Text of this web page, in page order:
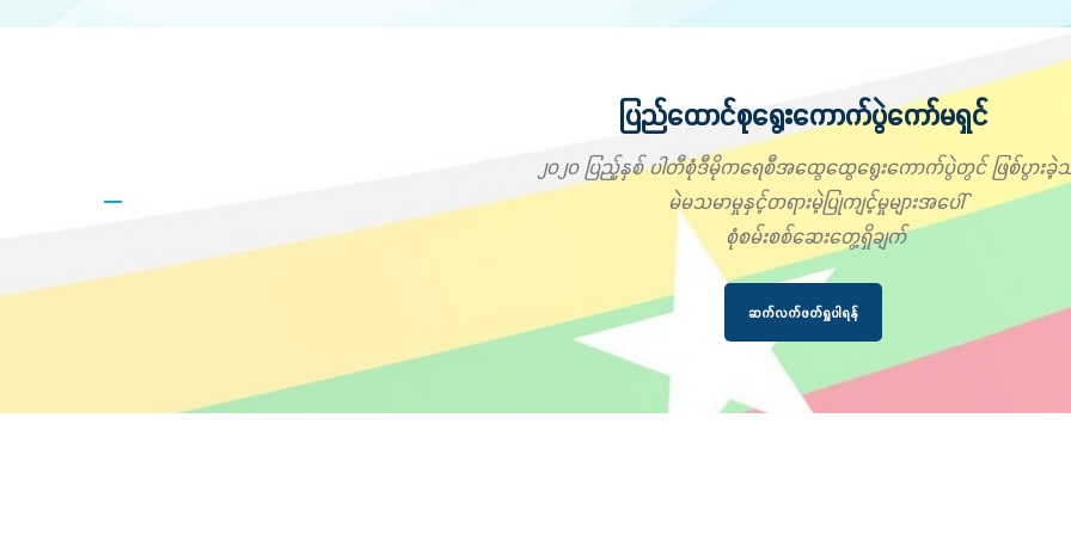
ပြည်ထောင်စုရွေးကောက်ပွဲကော်မရှင်
၂၀၂၀ ပြည့်နှစ် ပါတီစုံဒီမိုကရေစီအထွေထွေရွေးကောက်ပွဲတွင် ဖြစ်ပွား
မဲမသမာမှုနှင့်တရားမဲ့ပြုကျင့်မှုများအပေါ်
စုံစမ်းစစ်ဆေးတွေ့ရှိချက်
ဆက်လက်ဖတ်ရှုပါရန်